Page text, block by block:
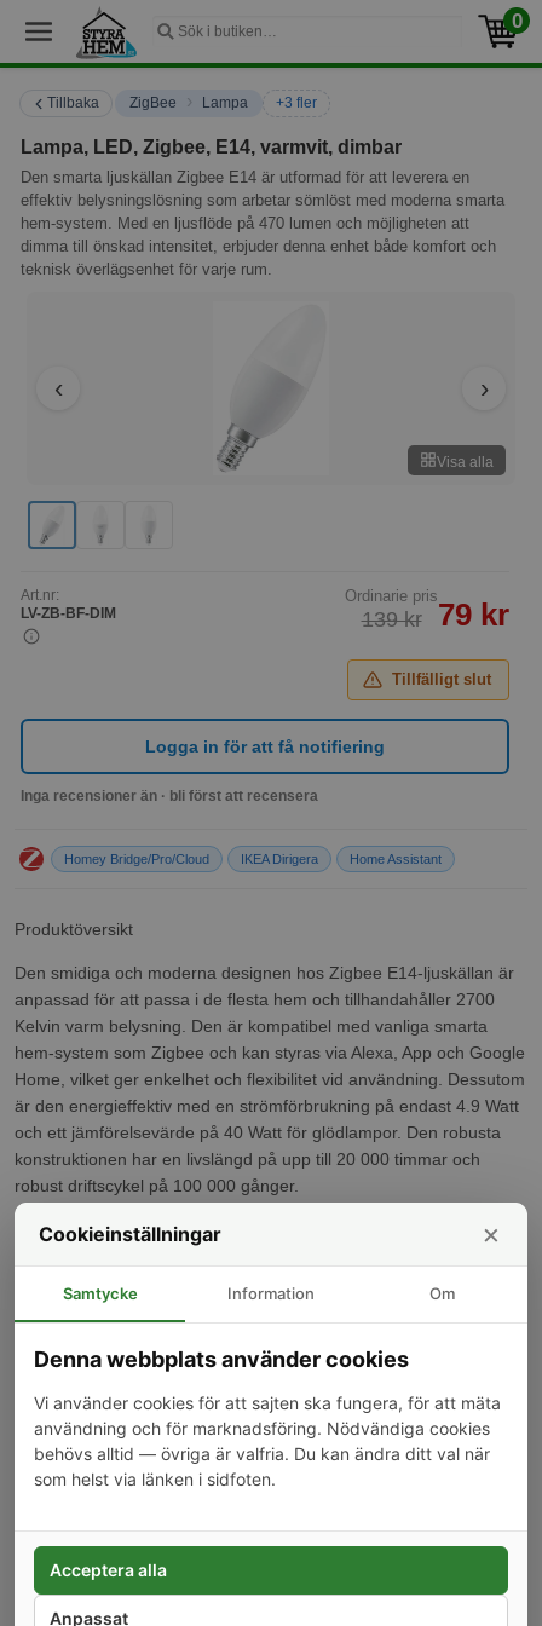
0
Tillbaka ZigBee › Lampa +3 fler
Lampa, LED, Zigbee, E14, varmvit, dimbar
Den smarta ljuskällan Zigbee E14 är utformad för att leverera en
effektiv belysningslösning som arbetar sömlöst med moderna smarta
hem-system. Med en ljusflöde på 470 lumen och möjligheten att
dimma till önskad intensitet, erbjuder denna enhet både komfort och
teknisk överlägsenhet för varje rum.
Visa alla
Art.nr:
LV-ZB-BF-DIM
Ordinarie pris
139 kr 79 kr
Tillfälligt slut
Logga in för att få notifiering
Inga recensioner än · bli först att recensera
Homey Bridge/Pro/Cloud IKEA Dirigera Home Assistant
Produktöversikt
Den smidiga och moderna designen hos Zigbee E14-ljuskällan är
anpassad för att passa i de flesta hem och tillhandahåller 2700
Kelvin varm belysning. Den är kompatibel med vanliga smarta
hem-system som Zigbee och kan styras via Alexa, App och Google
Home, vilket ger enkelhet och flexibilitet vid användning. Dessutom
är den energieffektiv med en strömförbrukning på endast 4.9 Watt
och ett jämförelsevärde på 40 Watt för glödlampor. Den robusta
konstruktionen har en livslängd på upp till 20 000 timmar och
robust driftscykel på 100 000 gånger.
Användningsområden
Idealisk för användning i smarta hem-miljöer för att uppnå
energieffektiv belysning
Passar olika stilistiska koncept genom sin moderna och
diskreta design
Perfekt för rum där justerbar belysning behövs, tack vare sin
dimbara funktion
Specifikationer
Smarta hem kompatibel: Ja
Dimbar: Ja
Ljusflöde: 470 Lumen
Ljusets färg: 2700 Kelvin
Cookieinställningar ×
Samtycke Information Om
Denna webbplats använder cookies
Vi använder cookies för att sajten ska fungera, för att mäta
användning och för marknadsföring. Nödvändiga cookies
behövs alltid — övriga är valfria. Du kan ändra ditt val när
som helst via länken i sidfoten.
Anpassat
Acceptera alla